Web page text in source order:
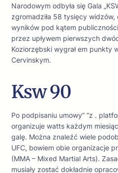
Narodowym odbyła się Gala
zgromadziła 58 tysięcy
wyników pod kątem
przez upływem pierwszych
Koziorzębski wygrał em punkty
Cervinskym.
Ksw 90
Po podpisaniu umowy” “z .
organizuje watts każdym
galę. Można znaleźć wiele
UFC, bowiem obie organizacje
(MMA – Mixed Martial Arts).
musiały zostać dokładnie